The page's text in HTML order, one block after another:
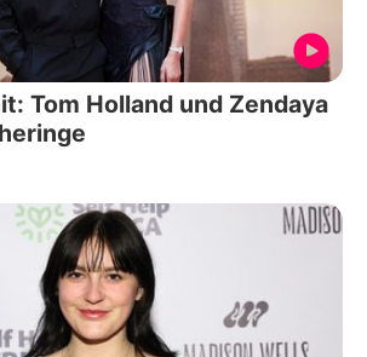
Tom Holland und Zendaya